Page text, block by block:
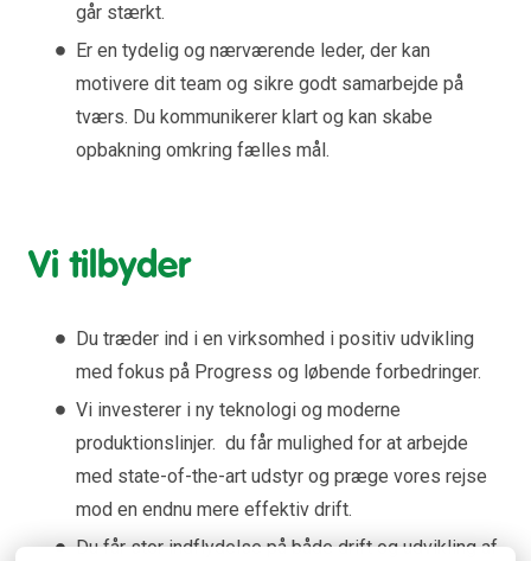
går stærkt.
Er en tydelig og nærværende leder, der kan
motivere dit team og sikre godt samarbejde på
tværs. Du kommunikerer klart og kan skabe
opbakning omkring fælles mål.
Vi tilbyder
Du træder ind i en virksomhed i positiv udvikling
med fokus på Progress og løbende forbedringer.
Vi investerer i ny teknologi og moderne
produktionslinjer. du får mulighed for at arbejde
med state-of-the-art udstyr og præge vores rejse
mod en endnu mere effektiv drift.
Du får stor indflydelse på både drift og udvikling af